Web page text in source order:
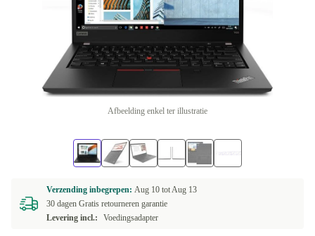
Afbeelding enkel ter illustratie
Verzending inbegrepen: Aug 10 totAug 13
30 dagen Gratis retourneren garantie
Levering incl.:
Voedingsadapter